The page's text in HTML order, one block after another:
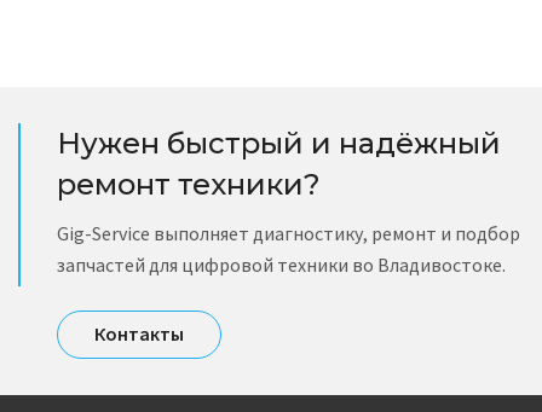
Нужен быстрый и надёжный
ремонт техники?
Gig-Service выполняет диагностику, ремонт и подбор
запчастей для цифровой техники во Владивостоке.
Контакты